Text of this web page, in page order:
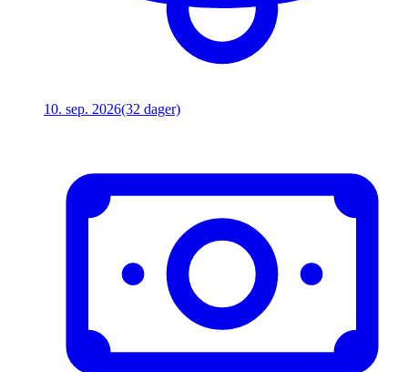
10. sep. 2026(32 dager)